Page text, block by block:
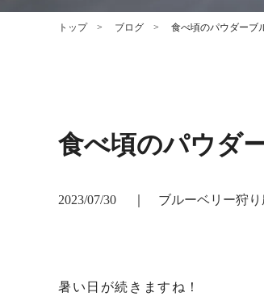
トップ ブログ 食べ頃のパウダーブ
食べ頃のパウダ
2023/07/30 ブルーベリー狩
暑い日が続きますね！